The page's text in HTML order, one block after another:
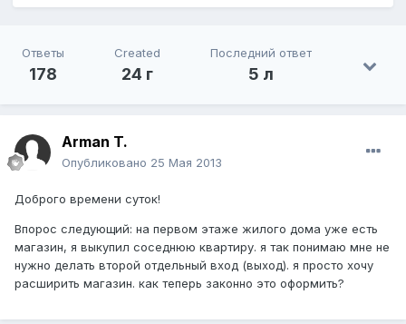
Ответы
178
Created
24 г
Последний ответ
5 л
Arman T.
Опубликовано 25 Мая 2013
Доброго времени суток!
Впорос следующий: на первом этаже жилого дома уже есть
магазин, я выкупил соседнюю квартиру. я так понимаю мне не
нужно делать второй отдельный вход (выход). я просто хочу
расширить магазин. как теперь законно это оформить?